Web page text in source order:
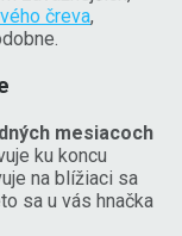
čreva,
mesiacoch
ku koncu
na blížiaci sa
sa u vás hnačka